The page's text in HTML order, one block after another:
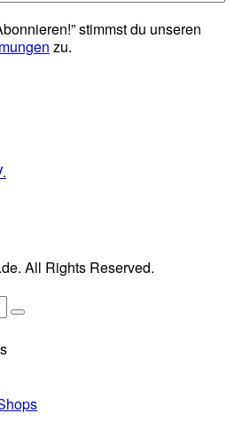
stimmst du unseren
zu.
All Rights Reserved.